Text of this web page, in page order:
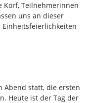
Korf, Teilnehmerinnen
uns an dieser
Abend statt, die ersten
Heute ist der Tag der